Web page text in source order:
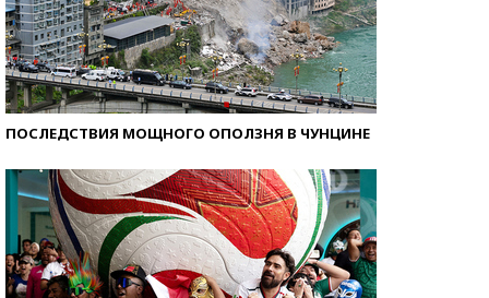
ПОСЛЕДСТВИЯ МОЩНОГО ОПОЛЗНЯ В ЧУНЦИНЕ